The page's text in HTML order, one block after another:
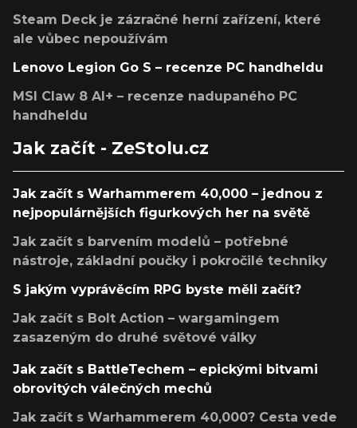
Steam Deck je zázračné herní zařízení, které
ale vůbec nepoužívám
Lenovo Legion Go S – recenze PC handheldu
MSI Claw 8 AI+ – recenze nadupaného PC
handheldu
Jak začít - ZeStolu.cz
Jak začít s Warhammerem 40,000 – jednou z
nejpopulárnějších figurkových her na světě
Jak začít s barvením modelů – potřebné
nástroje, základní poučky i pokročilé techniky
S jakým vyprávěcím RPG byste měli začít?
Jak začít s Bolt Action – wargamingem
zasazeným do druhé světové války
Jak začít s BattleTechem – epickými bitvami
obrovitých válečných mechů
Jak začít s Warhammerem 40,000? Cesta vede